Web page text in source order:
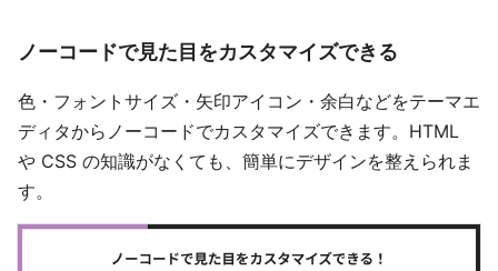
ノーコードで見た目をカスタマイズできる
色・フォントサイズ・矢印アイコン・余白などをテーマエ
ディタからノーコードでカスタマイズできます。HTML
や CSS の知識がなくても、簡単にデザインを整えられま
す。